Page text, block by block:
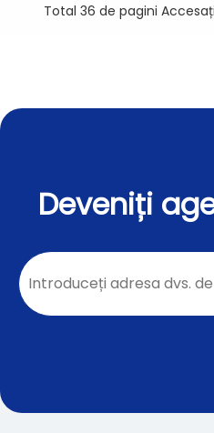
Total 36 de pagini
Deveniți